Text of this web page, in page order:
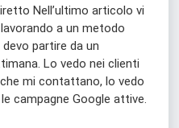
Nell’ultimo articolo vi
a un metodo
partire da un
Lo vedo nei clienti
mi contattano, lo vedo
campagne Google attive.